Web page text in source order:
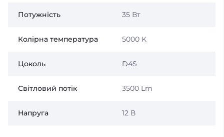
Потужність 35 Вт
Колірна температура 5000 K
Цоколь D4S
Світловий потік 3500 Lm
Напруга 12 В